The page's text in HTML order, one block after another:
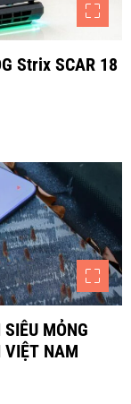
Strix SCAR 18
MỎNG
VIỆT NAM